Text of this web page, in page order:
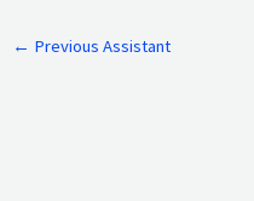
← Previous Assistant